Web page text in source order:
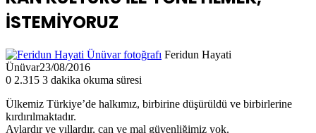
İSTEMİYORUZ
Feridun Hayati
Ünüvar23/08/2016
0 2.315 3 dakika okuma süresi
Ülkemiz Türkiye’de halkımız, birbirine düşürüldü ve birbirlerine
kırdırılmaktadır.
Aylardır ve yıllardır, can ve mal güvenliğimiz yok.